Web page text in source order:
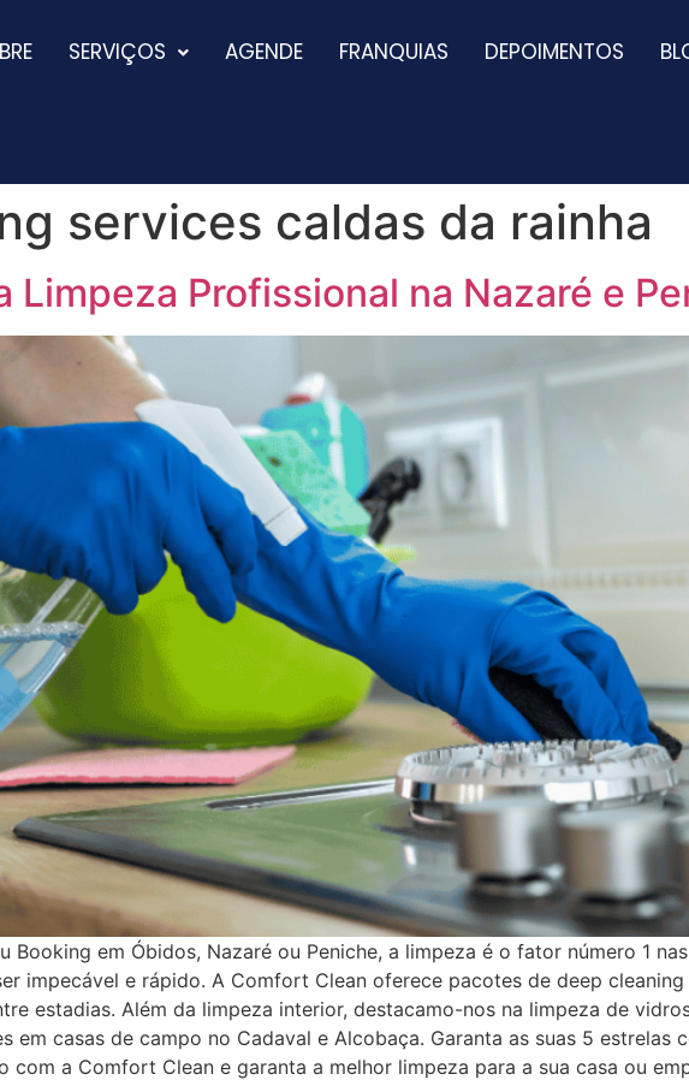
SERVIÇOS AGENDE FRANQUIAS DEPOIMENTOS
services caldas da rainha
Limpeza Profissional na Nazaré e
Booking em Óbidos, Nazaré ou Peniche, a limpeza é o fator número 1
impecável e rápido. A Comfort Clean oferece pacotes de deep
estadias. Além da limpeza interior, destacamo-nos na limpeza de
em casas de campo no Cadaval e Alcobaça. Garanta as suas 5 estrelas
a Comfort Clean e garanta a melhor limpeza para a sua casa ou